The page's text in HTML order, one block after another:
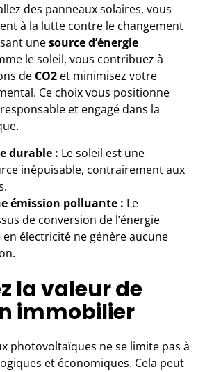
des panneaux solaires, vous
à la lutte contre le changement
unesource d’énergie
le soleil, vous contribuez à
de CO2 et minimisez votre
Ce choix vous positionne
et engagé dans la
durable : Le soleil est une
inépuisable, contrairement aux
émission polluante : Le
de conversion de l’énergie
en électricité ne génère aucune
la valeur de
immobilier
photovoltaïques ne se limite pas à
et économiques. Cela peut